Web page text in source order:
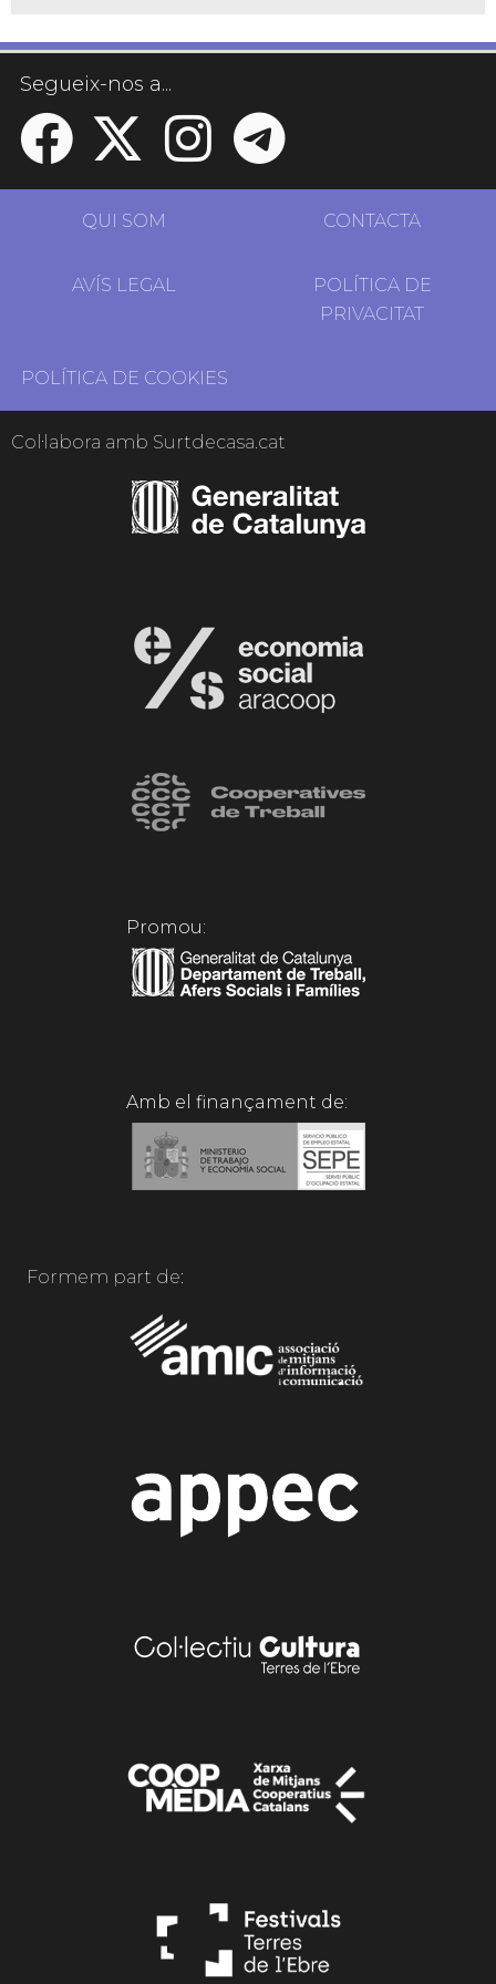
Segueix-nos a...
QUI SOM CONTACTA
AVÍS LEGAL
POLÍTICA DE
PRIVACITAT
POLÍTICA DE COOKIES
Col·labora amb Surtdecasa.cat
Promou:
Amb el finançament de:
Formem part de: